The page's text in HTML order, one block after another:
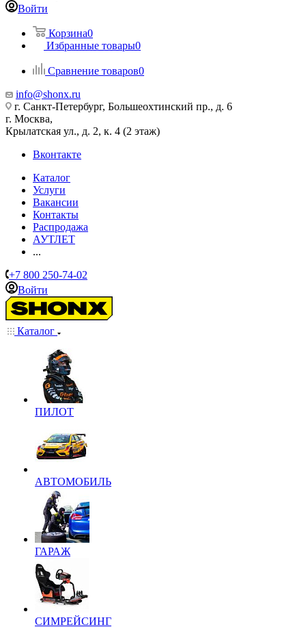
Войти
Корзина0
Избранные товары0
Сравнение товаров0
info@shonx.ru
г. Санкт-Петербург, Большеохтинский пр., д. 6
г. Москва,
Крылатская ул., д. 2, к. 4 (2 этаж)
Вконтакте
Каталог
Услуги
Вакансии
Контакты
Распродажа
АУТЛЕТ
...
+7 800 250-74-02
Войти
Каталог
ПИЛОТ
АВТОМОБИЛЬ
ГАРАЖ
СИМРЕЙСИНГ